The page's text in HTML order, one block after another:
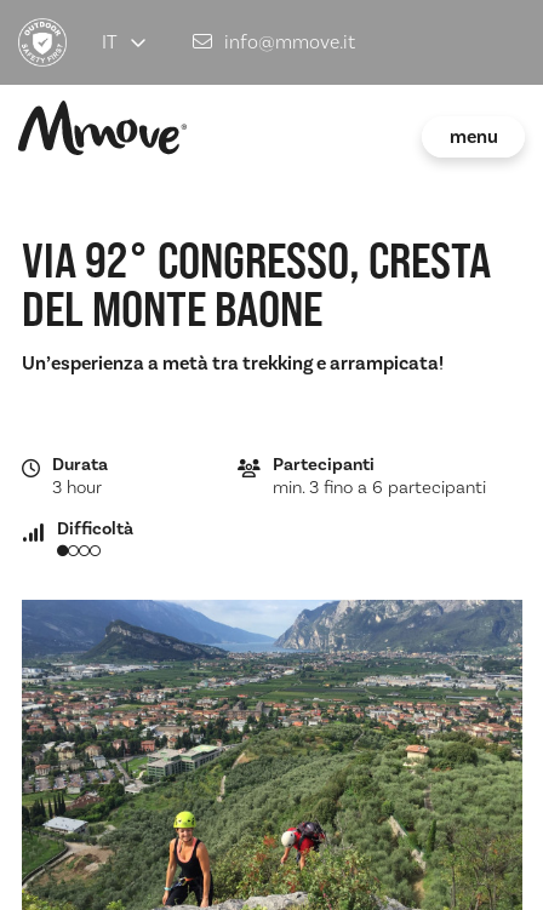
IT info@mmove.it
menu
VIA 92° CONGRESSO, CRESTA
DEL MONTE BAONE
Un’esperienza a metà tra trekking e arrampicata!
Durata
3 hour
Partecipanti
min. 3 fino a 6 partecipanti
Difficoltà